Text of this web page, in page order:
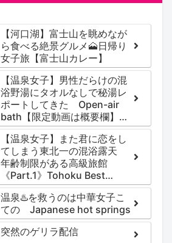
【河口湖】富士山を眺めなが
ら食べる絶景グルメ🗻日帰り
女子旅【富士山カレー】
【温泉女子】男性だらけの混
浴野湯にタオルなしで秘湯レ
ポートしてきた Open-air
bath【限定動画は概要欄】尻
焼温泉郷 川の湯
【温泉女子】また君に恋をし
てしまう東北一の混浴露天
年齢制限がある高級旅館
《Part.1》Tohoku Best
Secret hotspring #japan
#koteno
温泉♨️を救うのは中華女子こ
ての Japanese hot springs
突然のゲリラ配信